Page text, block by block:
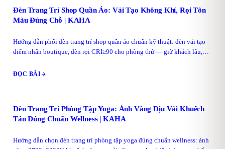
Đèn Trang Trí Shop Quần Áo: Vải Tạo Không Khí, Rọi Tôn
Màu Đúng Chỗ | KAHA
Hướng dẫn phối đèn trang trí shop quần áo chuẩn kỹ thuật: đèn vải tạo
điểm nhấn boutique, đèn rọi CRI≥90 cho phòng thử — giữ khách lâu,
ĐỌC BÀI
Đèn Trang Trí Phòng Tập Yoga: Ánh Vàng Dịu Vải Khuếch
Tán Đúng Chuẩn Wellness | KAHA
Hướng dẫn chọn đèn trang trí phòng tập yoga đúng chuẩn wellness: ánh